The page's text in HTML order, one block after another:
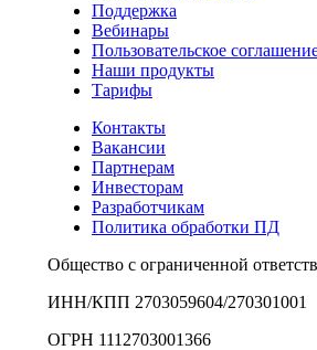
Поддержка
Вебинары
Пользовательское
Наши продукты
Тарифы
Контакты
Вакансии
Партнерам
Инвесторам
Разработчикам
Политика обработки ПД
Общество с ограниченной
ИНН/КПП 2703059604/270301001
ОГРН 1112703001366